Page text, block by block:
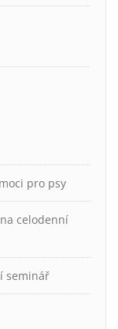
pro psy
celodenní
seminář